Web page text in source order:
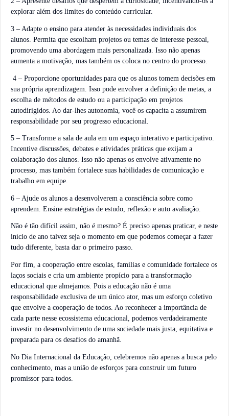
explorar além dos limites do conteúdo curricular.
3 – Adapte o ensino para atender às necessidades individuais dos
alunos. Permita que escolham projetos ou temas de interesse pessoal,
promovendo uma abordagem mais personalizada. Isso não apenas
aumenta a motivação, mas também os coloca no centro do processo.
4 – Proporcione oportunidades para que os alunos tomem decisões em
sua própria aprendizagem. Isso pode envolver a definição de metas, a
escolha de métodos de estudo ou a participação em projetos
autodirigidos. Ao dar-lhes autonomia, você os capacita a assumirem
responsabilidade por seu progresso educacional.
5 – Transforme a sala de aula em um espaço interativo e participativo.
Incentive discussões, debates e atividades práticas que exijam a
colaboração dos alunos. Isso não apenas os envolve ativamente no
processo, mas também fortalece suas habilidades de comunicação e
trabalho em equipe.
6 – Ajude os alunos a desenvolverem a consciência sobre como
aprendem. Ensine estratégias de estudo, reflexão e auto avaliação.
Não é tão difícil assim, não é mesmo? É preciso apenas praticar, e neste
início de ano talvez seja o momento em que podemos começar a fazer
tudo diferente, basta dar o primeiro passo.
Por fim, a cooperação entre escolas, famílias e comunidade fortalece os
laços sociais e cria um ambiente propício para a transformação
educacional que almejamos. Pois a educação não é uma
responsabilidade exclusiva de um único ator, mas um esforço coletivo
que envolve a cooperação de todos. Ao reconhecer a importância de
cada parte nesse ecossistema educacional, podemos verdadeiramente
investir no desenvolvimento de uma sociedade mais justa, equitativa e
preparada para os desafios do amanhã.
No Dia Internacional da Educação, celebremos não apenas a busca pelo
conhecimento, mas a união de esforços para construir um futuro
promissor para todos.